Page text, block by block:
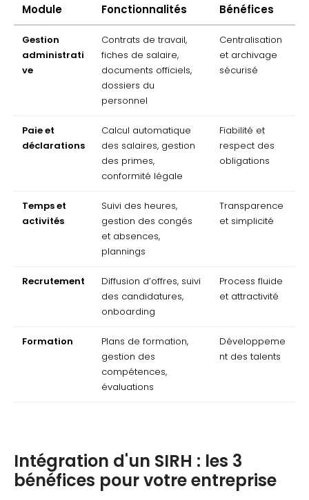
Module Fonctionnalités Bénéfices
Gestion
administrati
ve
Contrats de travail,
fiches de salaire,
documents officiels,
dossiers du
personnel
Centralisation
et archivage
sécurisé
Paie et
déclarations
Calcul automatique
des salaires, gestion
des primes,
conformité légale
Fiabilité et
respect des
obligations
Temps et
activités
Suivi des heures,
gestion des congés
et absences,
plannings
Transparence
et simplicité
Recrutement
Diffusion d’offres, suivi
des candidatures,
onboarding
Process fluide
et attractivité
Formation
Plans de formation,
gestion des
compétences,
évaluations
Développeme
nt des talents
Intégration d'un SIRH : les 3
bénéfices pour votre entreprise